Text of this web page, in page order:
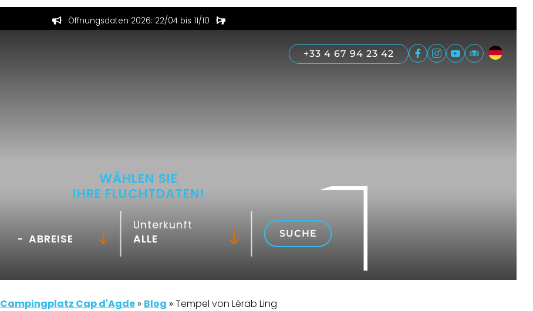
Öffnungsdaten 2026: 22/04 bis 11/10
+33 4 67 94 23 42
WÄHLEN SIE
IHRE FLUCHTDATEN!
-
Unterkunft
SUCHE
Campingplatz Cap d'Agde » Blog » Tempel von Lérab Ling